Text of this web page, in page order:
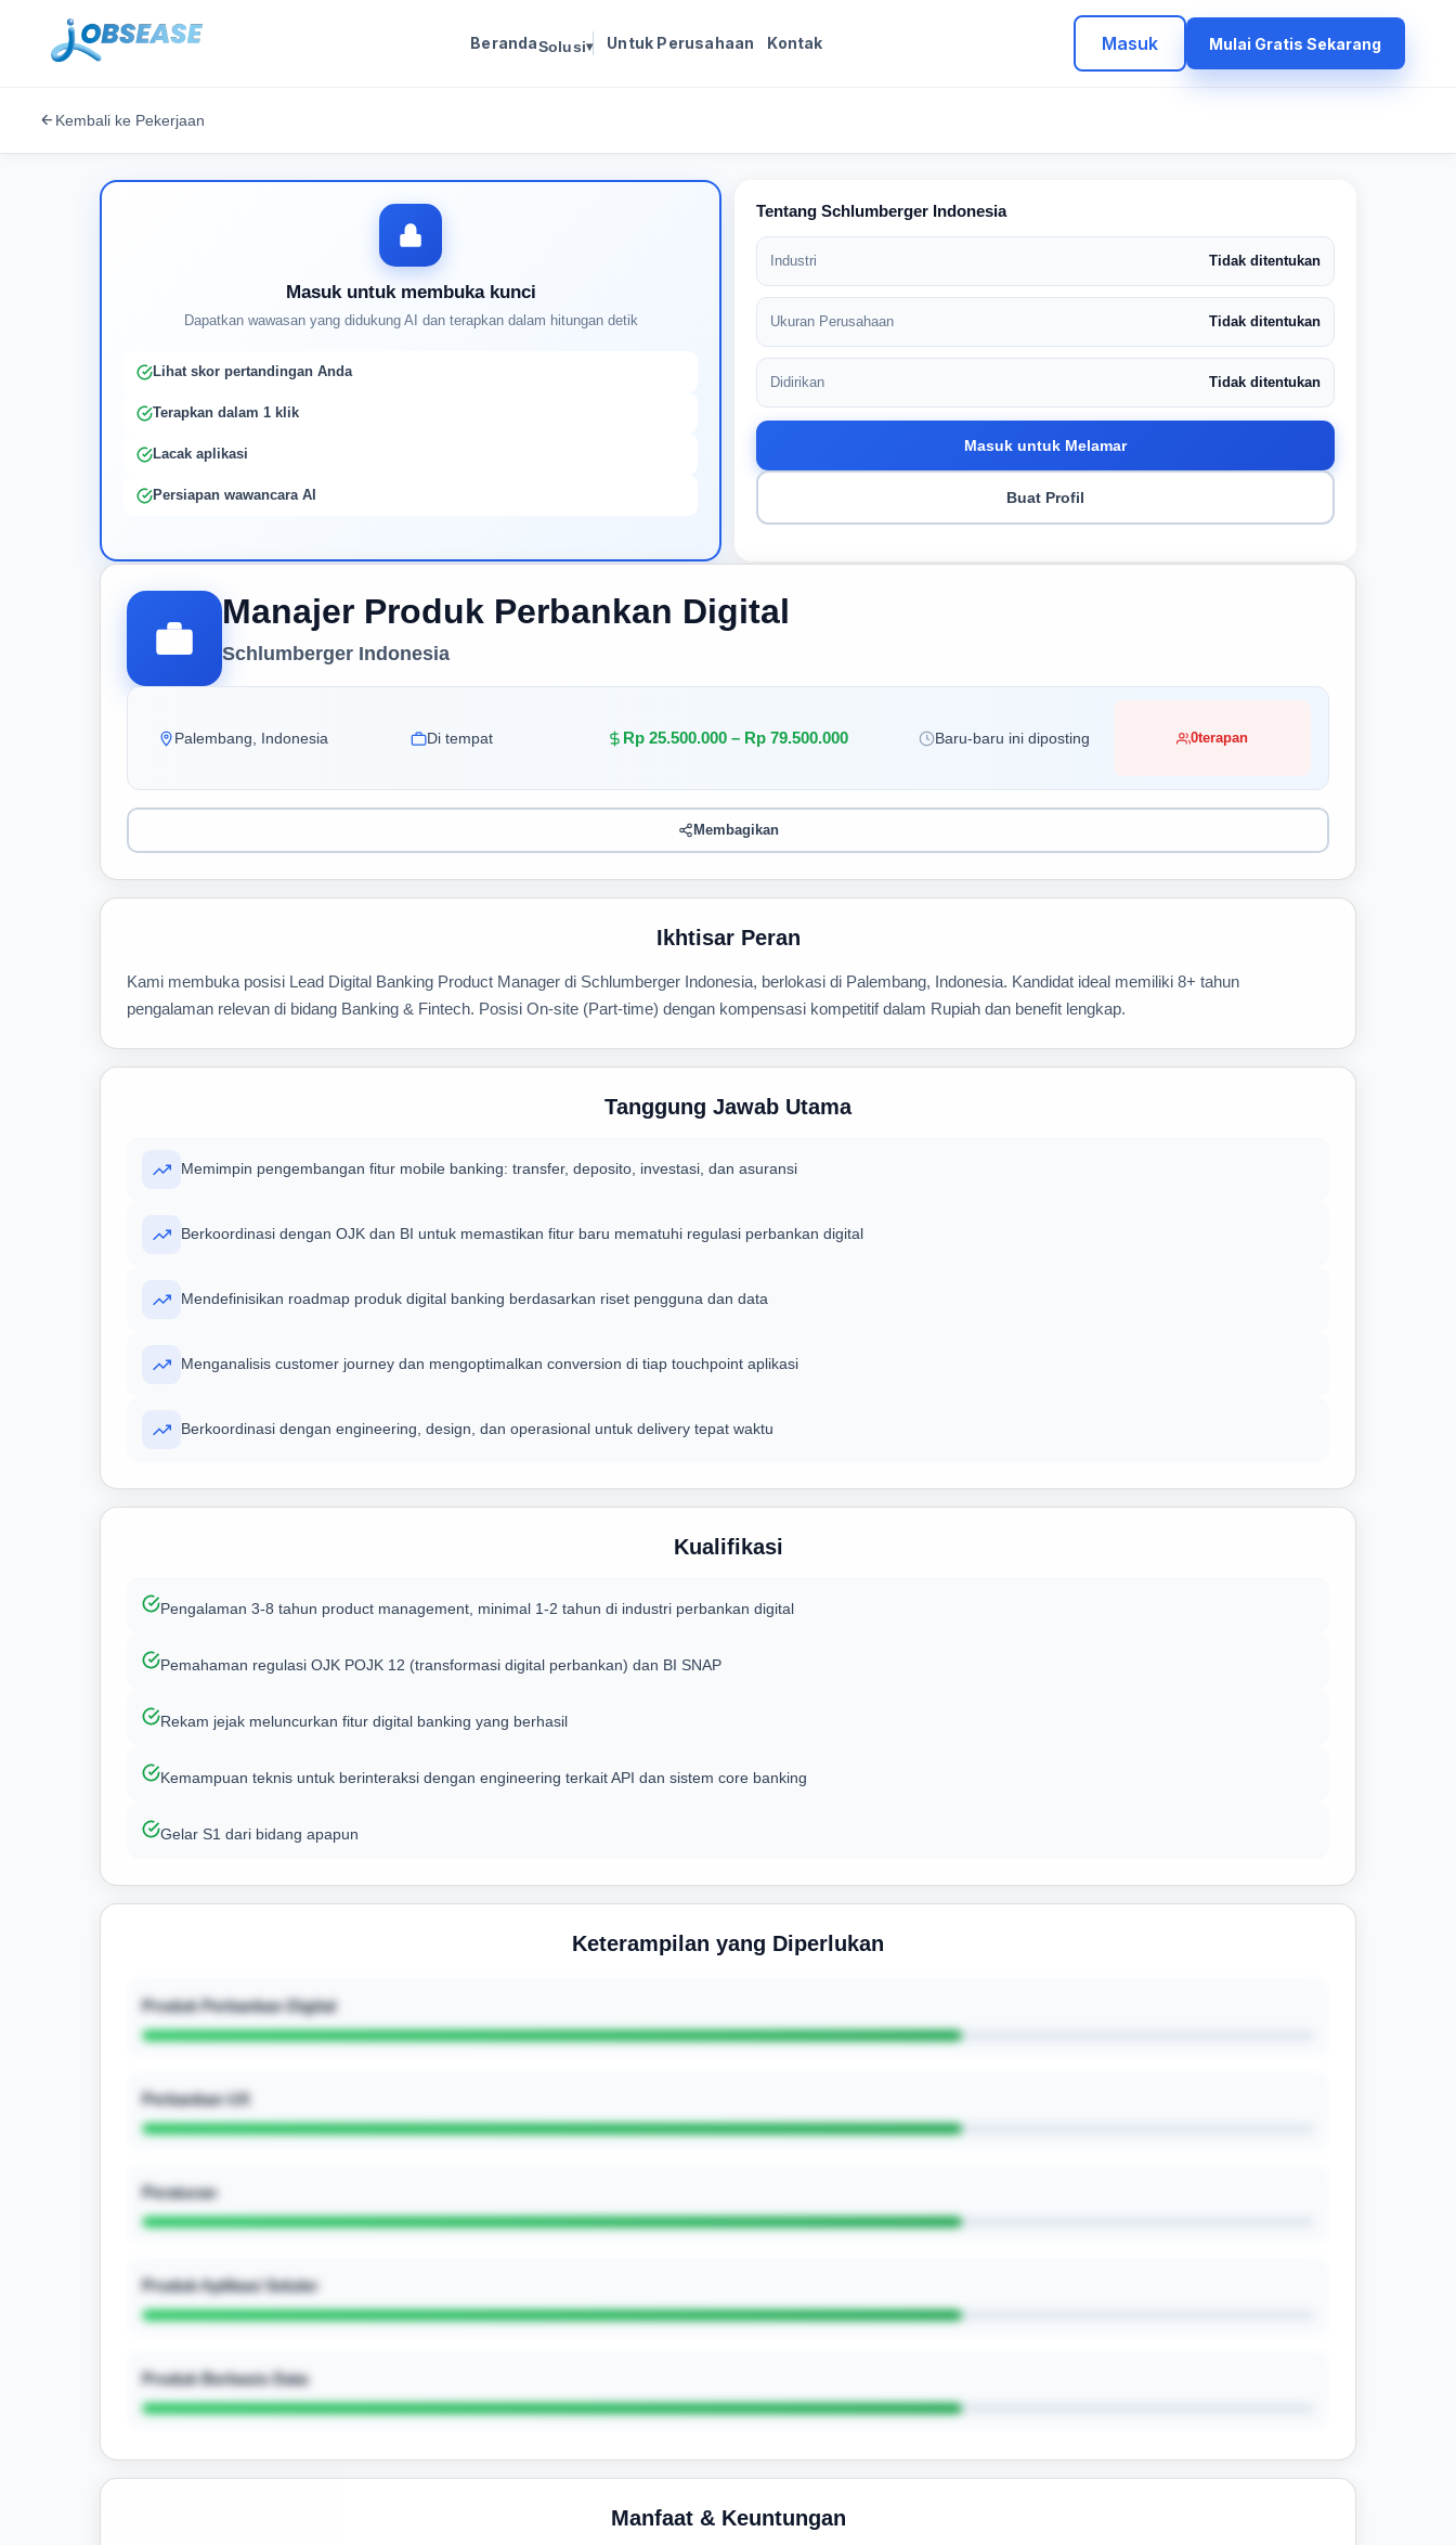
BerandaSolusi▾ Untuk Perusahaan Kontak Masuk Mulai Gratis Sekarang
Kembali ke Pekerjaan
Manajer Produk Perbankan Digital
Schlumberger Indonesia
Palembang, Indonesia Di tempat Rp 25.500.000 – Rp 79.500.000 Baru-baru ini diposting 0terapan
Membagikan
Ikhtisar Peran
Kami membuka posisi Lead Digital Banking Product Manager di Schlumberger Indonesia, berlokasi di Palembang, Indonesia. Kandidat ideal memiliki 8+ tahun
pengalaman relevan di bidang Banking & Fintech. Posisi On-site (Part-time) dengan kompensasi kompetitif dalam Rupiah dan benefit lengkap.
Tanggung Jawab Utama
Memimpin pengembangan fitur mobile banking: transfer, deposito, investasi, dan asuransi
Berkoordinasi dengan OJK dan BI untuk memastikan fitur baru mematuhi regulasi perbankan digital
Mendefinisikan roadmap produk digital banking berdasarkan riset pengguna dan data
Menganalisis customer journey dan mengoptimalkan conversion di tiap touchpoint aplikasi
Berkoordinasi dengan engineering, design, dan operasional untuk delivery tepat waktu
Kualifikasi
Pengalaman 3-8 tahun product management, minimal 1-2 tahun di industri perbankan digital
Pemahaman regulasi OJK POJK 12 (transformasi digital perbankan) dan BI SNAP
Rekam jejak meluncurkan fitur digital banking yang berhasil
Kemampuan teknis untuk berinteraksi dengan engineering terkait API dan sistem core banking
Gelar S1 dari bidang apapun
Keterampilan yang Diperlukan
Produk Perbankan Digital
Perbankan UX
Peraturan
Produk Aplikasi Seluler
Produk Berbasis Data
Manfaat & Keuntungan
Masuk untuk membuka kunci
Dapatkan wawasan yang didukung AI dan terapkan dalam hitungan detik
Lihat skor pertandingan Anda
Terapkan dalam 1 klik
Lacak aplikasi
Persiapan wawancara AI
Tentang Schlumberger Indonesia
Industri Tidak ditentukan
Ukuran Perusahaan Tidak ditentukan
Didirikan Tidak ditentukan
Masuk untuk Melamar
Buat Profil